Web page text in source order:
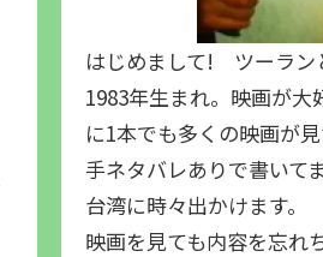
はじめまして! ツーラン
1983年生まれ。映画が大
に1本でも多くの映画が
手ネタバレありで書いてま
台湾に時々出かけます。
映画を見ても内容を忘れ